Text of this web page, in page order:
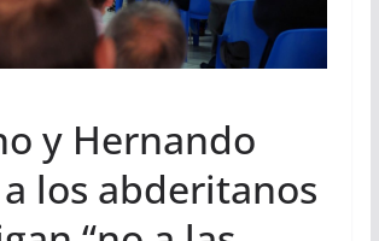
y Hernando
los abderitanos